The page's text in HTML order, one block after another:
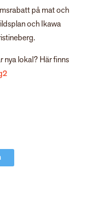
på mat och
och Ikawa
nya lokal? Här finns